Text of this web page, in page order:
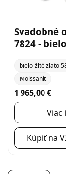
Svadobné
7824 -
bielo-žlté zlato
Moissanit
1 965,00 €
Viac
Kúpiť na